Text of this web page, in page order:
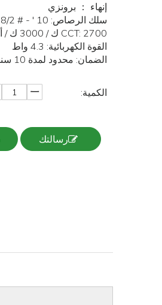
إنهاء ： برونزي
سلك الرصاص: 10 ′ - # 18/2 سلك الإضاءة
CCT: 2700 ك / 3000 ك / أحمر / أخضر / أزرق
القوة الكهربائية: 4.3 واط
الضمان: محدود لمدة 10 سنوات
الكمية:
رسالتك